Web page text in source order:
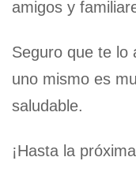
amigos y
Seguro que te lo
uno mismo es
saludable.
¡Hasta la